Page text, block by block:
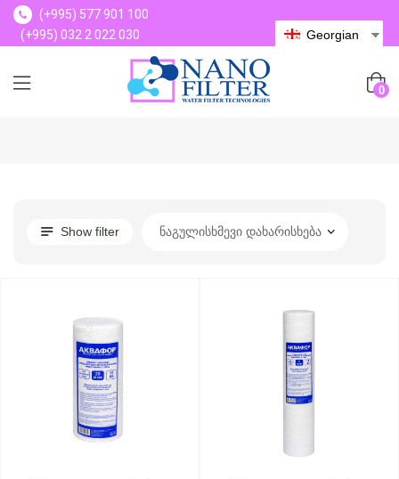
(+995) 577 901 100
(+995) 032 2 022 030
Georgian
0
Show filter